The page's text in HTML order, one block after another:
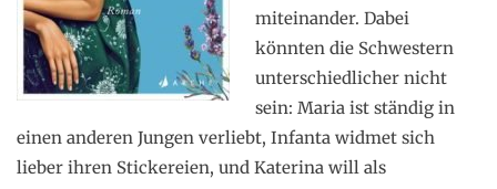
miteinander. Dabei
könnten die Schwestern
unterschiedlicher nicht
sein: Maria ist ständig in
einen anderen Jungen verliebt, Infanta widmet sich
lieber ihren Stickereien, und Katerina will als